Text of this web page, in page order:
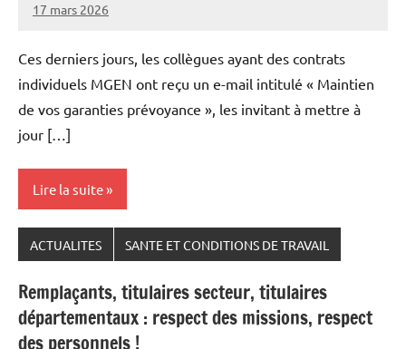
17 mars 2026
Snudifo44
Ces derniers jours, les collègues ayant des contrats
individuels MGEN ont reçu un e-mail intitulé « Maintien
de vos garanties prévoyance », les invitant à mettre à
jour […]
Lire la suite
ACTUALITES SANTE ET CONDITIONS DE TRAVAIL
Remplaçants, titulaires secteur, titulaires
départementaux : respect des missions, respect
des personnels !